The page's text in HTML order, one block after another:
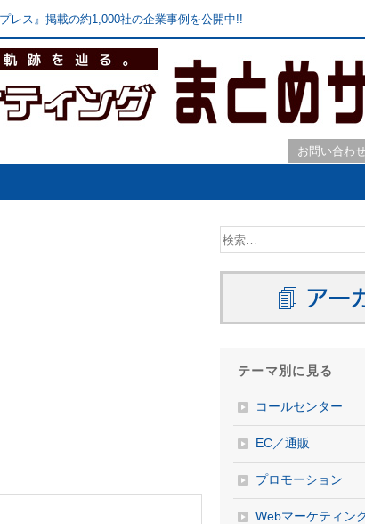
ス』掲載の約1,000社の企業事例を公開中!!
お問い合わ
テーマ別に見る
コールセンター
EC／通販
プロモーション
Webマーケティン